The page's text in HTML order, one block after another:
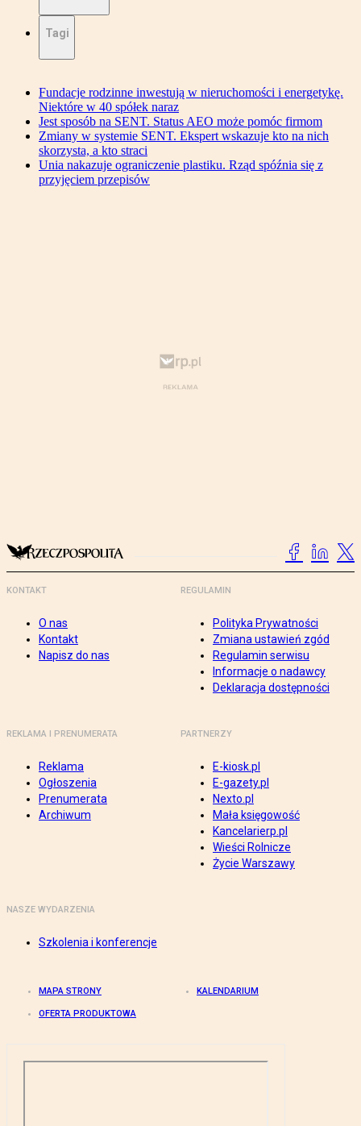
Tagi
Fundacje rodzinne inwestują w nieruchomości i energetykę.
Niektóre w 40 spółek naraz
Jest sposób na SENT. Status AEO może pomóc firmom
Zmiany w systemie SENT. Ekspert wskazuje kto na nich
skorzysta, a kto straci
Unia nakazuje ograniczenie plastiku. Rząd spóźnia się z
przyjęciem przepisów
KONTAKT
O nas
Kontakt
Napisz do nas
REGULAMIN
Polityka Prywatności
Zmiana ustawień zgód
Regulamin serwisu
Informacje o nadawcy
Deklaracja dostępności
REKLAMA I PRENUMERATA
Reklama
Ogłoszenia
Prenumerata
Archiwum
PARTNERZY
E-kiosk.pl
E-gazety.pl
Nexto.pl
Mała księgowość
Kancelarierp.pl
Wieści Rolnicze
Życie Warszawy
NASZE WYDARZENIA
Szkolenia i konferencje
MAPA STRONY KALENDARIUM
OFERTA PRODUKTOWA